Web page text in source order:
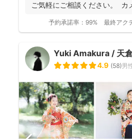
ご気軽にご相談ください。 カ
予約承諾率： 99% 最終アク
Yuki Amakura / 天
4.9 (58)男